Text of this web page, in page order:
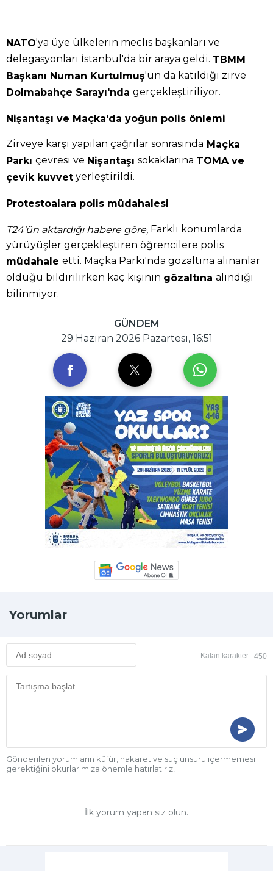
NATO'ya üye ülkelerin meclis başkanları ve
delegasyonları İstanbul'da bir araya geldi. TBMM
Başkanı Numan Kurtulmuş'un da katıldığı zirve
Dolmabahçe Sarayı'nda gerçekleştiriliyor.
Nişantaşı ve Maçka'da yoğun polis önlemi
Zirveye karşı yapılan çağrılar sonrasında Maçka
Parkı çevresi ve Nişantaşı sokaklarına TOMA ve
çevik kuvvet yerleştirildi.
Protestoalara polis müdahalesi
T24'ün aktardığı habere göre, Farklı konumlarda
yürüyüşler gerçekleştiren öğrencilere polis
müdahale etti. Maçka Parkı'nda gözaltına alınanlar
olduğu bildirilirken kaç kişinin gözaltına alındığı
bilinmiyor.
GÜNDEM
29 Haziran 2026 Pazartesi, 16:51
Yorumlar
Kalan karakter : 450
Gönderilen yorumların küfür, hakaret ve suç unsuru içermemesi
gerektiğini okurlarımıza önemle hatırlatırız!
İlk yorum yapan siz olun.